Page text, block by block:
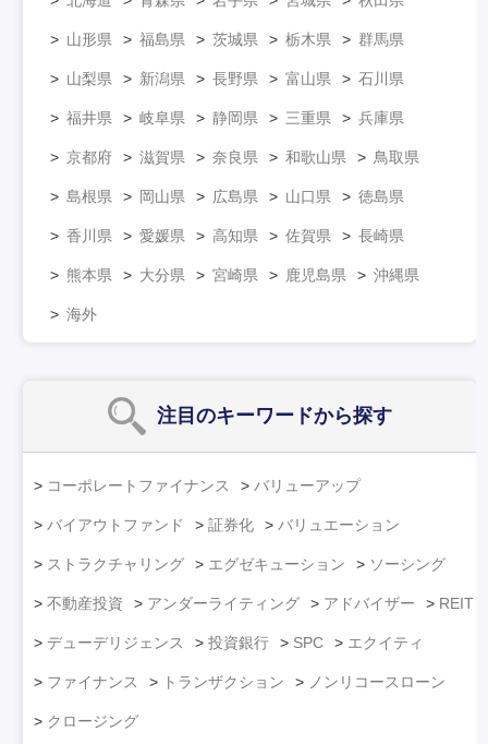
山形県 福島県 茨城県 栃木県 群馬県
山梨県 新潟県 長野県 富山県 石川県
福井県 岐阜県 静岡県 三重県 兵庫県
京都府 滋賀県 奈良県 和歌山県 鳥取県
島根県 岡山県 広島県 山口県 徳島県
香川県 愛媛県 高知県 佐賀県 長崎県
熊本県 大分県 宮崎県 鹿児島県 沖縄県
海外
注目のキーワードから探す
コーポレートファイナンス バリューアップ
バイアウトファンド 証券化 バリュエーション
ストラクチャリング エグゼキューション ソーシング
不動産投資 アンダーライティング アドバイザー REIT
デューデリジェンス 投資銀行 SPC エクイティ
ファイナンス トランザクション ノンリコースローン
クロージング